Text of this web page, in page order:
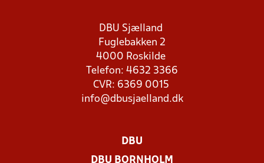
DBU Sjælland
Fuglebakken 2
4000 Roskilde
Telefon: 4632 3366
CVR: 6369 0015
info@dbusjaelland.dk
DBU
DBU BORNHOLM